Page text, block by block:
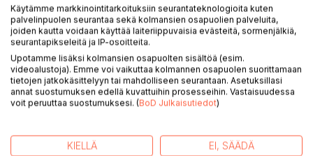
ovat jokainen vuorollaan päätyneet museokaluiksi. Parhaat
jopa koskaan tuotannossa käymättä tai jopa valmistajansa
pihasta lähtemättä.
Niinikään hyvinvointivaltiosta on puhuttu sitä enemmän kuin
mitä huonommaksi ja harvemmaksi tarjoamansa suoja kävi.
Voi jopa sanoa, että tänään kaikkien yhtäläinen ihmisarvo ja
toimeentulon turva esimerkiksi työttömyyden aikana on
läheisillään menee hyvin? Ainakin vielä.
Käytämme markkinointitarkoituksiin seurantateknologioita kuten
palvelinpuolen seurantaa sekä kolmansien osapuolien palveluita,
joiden kautta voidaan käyttää laiteriippuvaisia evästeitä, sormenjälkiä,
seurantapikseleitä ja IP-osoitteita.
Upotamme lisäksi kolmansien osapuolten sisältöä (esim.
videoalustoja). Emme voi vaikuttaa kolmannen osapuolen suorittamaan
tietojen jatkokäsittelyyn tai mahdolliseen seurantaan. Asetuksillasi
annat suostumuksen edellä kuvattuihin prosesseihin. Vastaisuudessa
voit peruuttaa suostumuksesi. (BoD Julkaisutiedot)
KIELLÄ EI, SÄÄDÄ